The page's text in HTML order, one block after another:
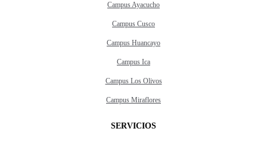
Campus Ayacucho
Campus Cusco
Campus Huancayo
Campus Ica
Campus Los Olivos
Campus Miraflores
SERVICIOS